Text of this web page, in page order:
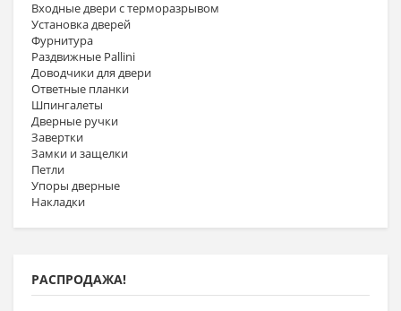
Входные двери с терморазрывом
Установка дверей
Фурнитура
Раздвижные Pallini
Доводчики для двери
Ответные планки
Шпингалеты
Дверные ручки
Завертки
Замки и защелки
Петли
Упоры дверные
Накладки
РАСПРОДАЖА!